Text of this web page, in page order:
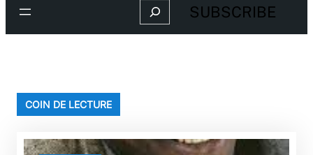
Search SUBSCRIBE
COIN DE LECTURE